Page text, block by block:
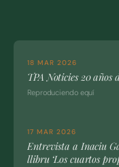
18 MAR 2026
TPA Noticies 20
Reproduciendo equí
17 MAR 2026
Entrevista a Inaciu
llibru ‘Los cuartos